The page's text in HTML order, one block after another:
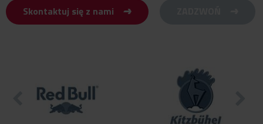
Skontaktuj się z nami